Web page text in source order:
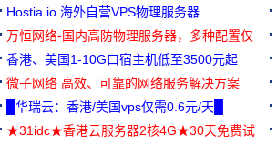
Hostia.io 海外自营VPS物理服务器
万恒网络-国内高防物理服务器，多种配置仅
99元/月起
香港、美国1-10G口宿主机低至3500元起
微子网络 高效、可靠的网络服务解决方案
█华瑞云：香港/美国vps仅需0.6元/天█
★31idc★香港云服务器2核4G★30天免费试